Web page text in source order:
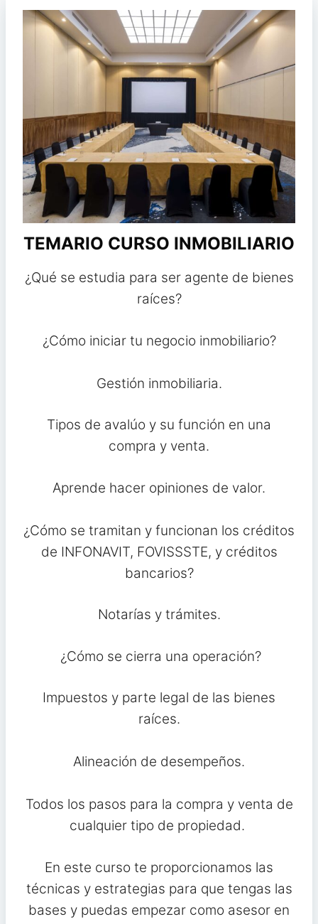
TEMARIO CURSO INMOBILIARIO
¿Qué se estudia para ser agente de bienes
raíces?
¿Cómo iniciar tu negocio inmobiliario?
Gestión inmobiliaria.
Tipos de avalúo y su función en una
compra y venta.
Aprende hacer opiniones de valor.
¿Cómo se tramitan y funcionan los créditos
de INFONAVIT, FOVISSSTE, y créditos
bancarios?
Notarías y trámites.
¿Cómo se cierra una operación?
Impuestos y parte legal de las bienes
raíces.
Alineación de desempeños.
Todos los pasos para la compra y venta de
cualquier tipo de propiedad.
En este curso te proporcionamos las
técnicas y estrategias para que tengas las
bases y puedas empezar como asesor en